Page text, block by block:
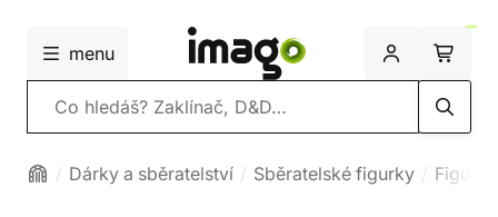
menu
Vyhledávání
Dárky a sběratelství Sběratelské figurky